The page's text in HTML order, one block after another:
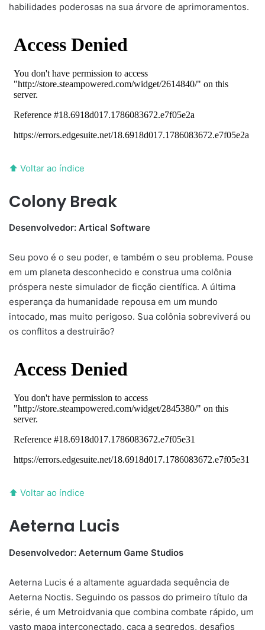
habilidades poderosas na sua árvore de aprimoramentos.
⬆ Voltar ao índice
Colony Break
Desenvolvedor: Artical Software
Seu povo é o seu poder, e também o seu problema. Pouse
em um planeta desconhecido e construa uma colônia
próspera neste simulador de ficção científica. A última
esperança da humanidade repousa em um mundo
intocado, mas muito perigoso. Sua colônia sobreviverá ou
os conflitos a destruirão?
⬆ Voltar ao índice
Aeterna Lucis
Desenvolvedor: Aeternum Game Studios
Aeterna Lucis é a altamente aguardada sequência de
Aeterna Noctis. Seguindo os passos do primeiro título da
série, é um Metroidvania que combina combate rápido, um
vasto mapa interconectado, caça a segredos, desafios